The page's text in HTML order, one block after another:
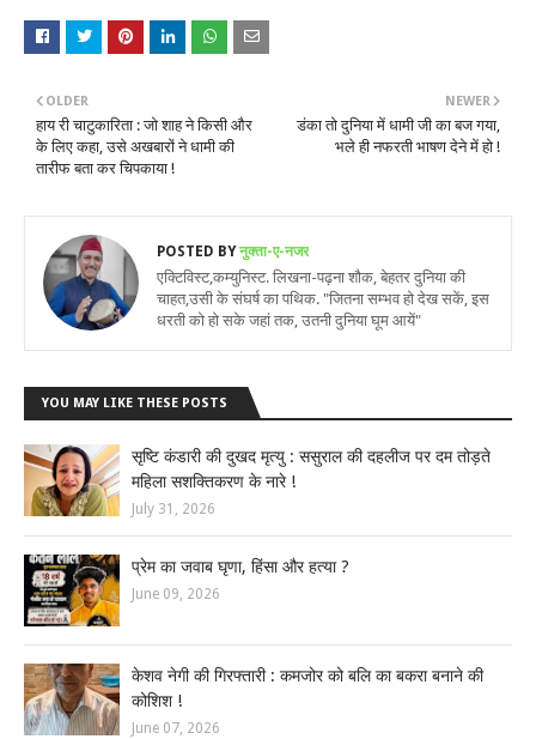
NEWER
डंका तो दुनिया में धामी जी का बज गया,
भले ही नफरती भाषण देने में हो !
OLDER
हाय री चाटुकारिता : जो शाह ने किसी और
के लिए कहा, उसे अखबारों ने धामी की
तारीफ बता कर चिपकाया !
POSTED BYनुक्ता-ए-नजर
एक्टिविस्ट,कम्युनिस्ट. लिखना-पढ़ना शौक, बेहतर दुनिया की
चाहत,उसी के संघर्ष का पथिक. "जितना सम्भव हो देख सकें, इस
धरती को हो सके जहां तक, उतनी दुनिया घूम आयें"
YOU MAY LIKE THESE POSTS
सृष्टि कंडारी की दुखद मृत्यु : ससुराल की दहलीज पर दम तोड़ते
महिला सशक्तिकरण के नारे !
July 31, 2026
प्रेम का जवाब घृणा, हिंसा और हत्या ?
June 09, 2026
केशव नेगी की गिरफ्तारी : कमजोर को बलि का बकरा बनाने की
कोशिश !
June 07, 2026